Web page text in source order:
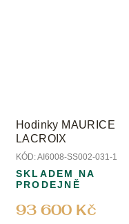
Hodinky MAURICE
LACROIX
KÓD:AI6008-SS002-031-1
93 600 Kč
SKLADEM NA
PRODEJNĚ